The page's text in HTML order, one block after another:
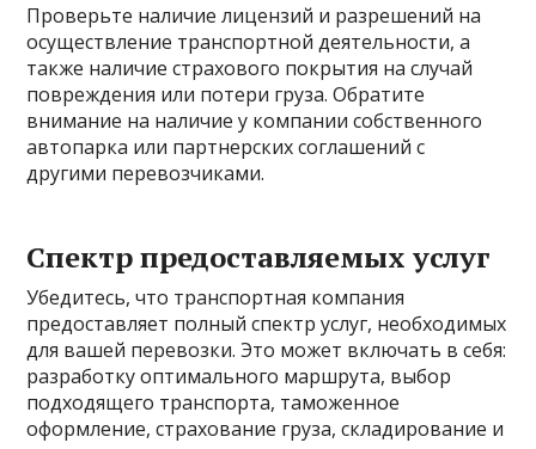
Проверьте наличие лицензий и разрешений на
осуществление транспортной деятельности, а
также наличие страхового покрытия на случай
повреждения или потери груза. Обратите
внимание на наличие у компании собственного
автопарка или партнерских соглашений с
другими перевозчиками.
Спектр предоставляемых услуг
Убедитесь, что транспортная компания
предоставляет полный спектр услуг, необходимых
для вашей перевозки. Это может включать в себя:
разработку оптимального маршрута, выбор
подходящего транспорта, таможенное
оформление, страхование груза, складирование и